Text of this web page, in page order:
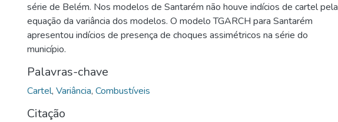
série de Belém. Nos modelos de Santarém não houve indícios de cartel pela
equação da variância dos modelos. O modelo TGARCH para Santarém
apresentou indícios de presença de choques assimétricos na série do
município.
Palavras-chave
Cartel, Variância, Combustíveis
Citação